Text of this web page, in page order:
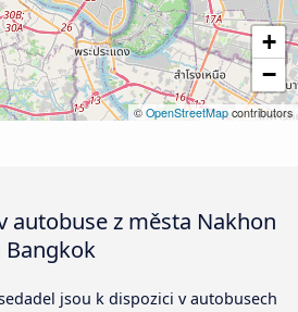
+
−
© OpenStreetMap contributors
autobuse z města Nakhon
Bangkok
jsou k dispozici v autobusech